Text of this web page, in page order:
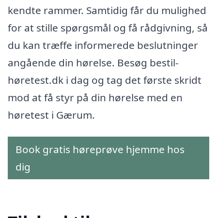
kendte rammer. Samtidig får du mulighed
for at stille spørgsmål og få rådgivning, så
du kan træffe informerede beslutninger
angående din hørelse. Besøg bestil-
høretest.dk i dag og tag det første skridt
mod at få styr på din hørelse med en
høretest i Gærum.
Book gratis høreprøve hjemme hos
dig